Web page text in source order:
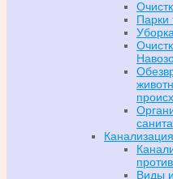
Парки
Канализация
Виды